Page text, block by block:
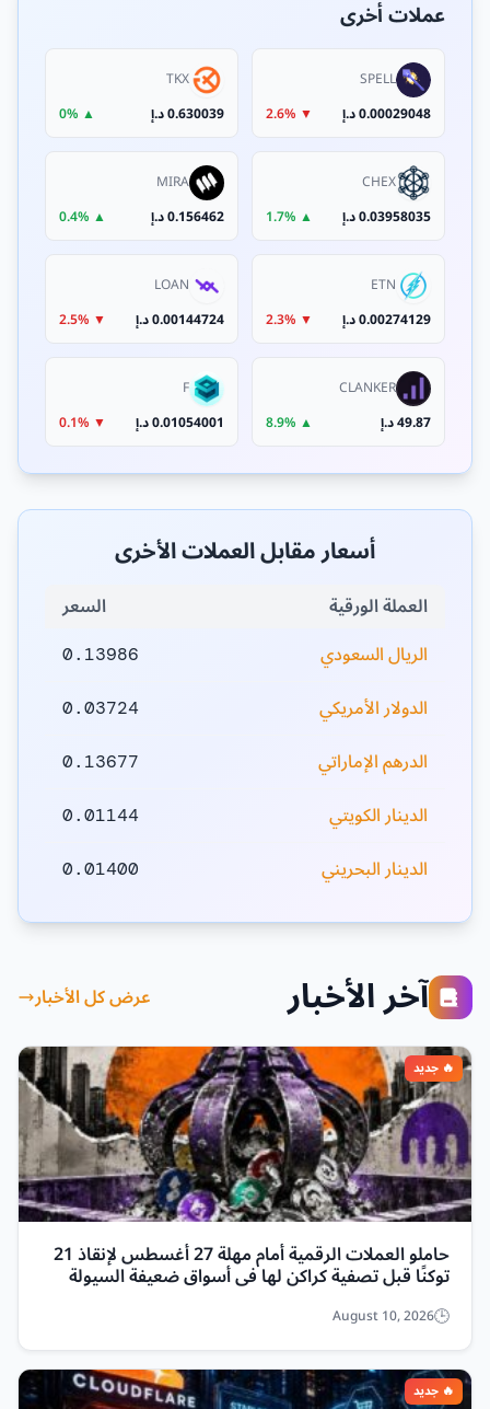
عملات أخرى
SPELL
0.00029048 د.إ
▼ 2.6%
TKX
0.630039 د.إ
▲ 0%
CHEX
0.03958035 د.إ
▲ 1.7%
MIRA
0.156462 د.إ
▲ 0.4%
ETN
0.00274129 د.إ
▼ 2.3%
LOAN
0.00144724 د.إ
▼ 2.5%
CLANKER
49.87 د.إ
▲ 8.9%
F
0.01054001 د.إ
▼ 0.1%
أسعار مقابل العملات الأخرى
العملة الورقية
السعر
الريال السعودي
0.13986
الدولار الأمريكي 0.03724
الدرهم الإماراتي 0.13677
الدينار الكويتي 0.01144
الدينار البحريني 0.01400
آخر الأخبار عرض كل الأخبار
حاملو العملات الرقمية أمام مهلة 27 أغسطس لإنقاذ 21
توكنًا قبل تصفية كراكن لها في أسواق ضعيفة السيولة
August 10, 2026